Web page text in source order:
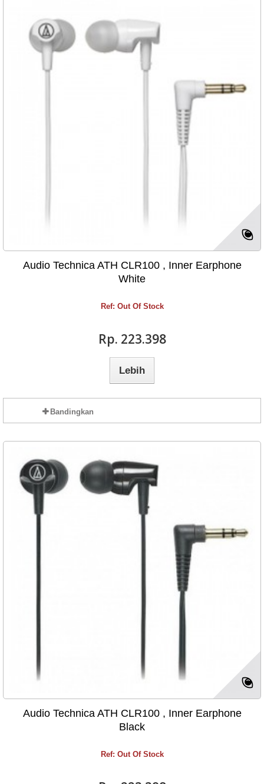
Audio Technica ATH CLR100 , Inner Earphone
White
Ref: Out Of Stock
Rp‎. 223.398
Lebih
Bandingkan
Audio Technica ATH CLR100 , Inner Earphone
Black
Ref: Out Of Stock